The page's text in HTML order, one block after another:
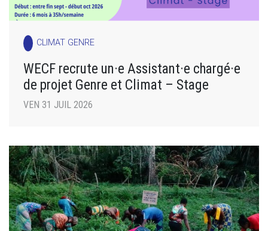
CLIMAT GENRE
WECF recrute un·e Assistant·e chargé·e
de projet Genre et Climat – Stage
VEN 31 JUIL 2026